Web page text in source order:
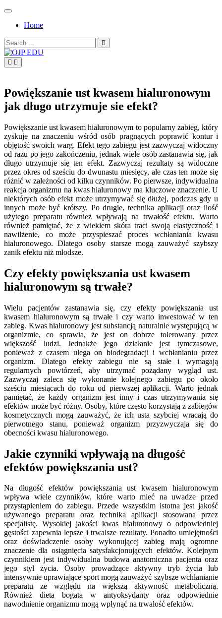
Skip
contentHome
Search
for:
Powiększanie ust kwasem hialuronowym
jak długo utrzymuje sie efekt?
Powiększanie ust kwasem hialuronowym to popularny zabieg, który
zyskuje na znaczeniu wśród osób pragnących poprawić kontur i
objętość swoich warg. Efekt tego zabiegu jest zazwyczaj widoczny
od razu po jego zakończeniu, jednak wiele osób zastanawia się, jak
długo utrzymuje się ten efekt. Zazwyczaj rezultaty są widoczne
przez okres od sześciu do dwunastu miesięcy, ale czas ten może się
różnić w zależności od kilku czynników. Po pierwsze, indywidualna
reakcja organizmu na kwas hialuronowy ma kluczowe znaczenie. U
niektórych osób efekt może utrzymywać się dłużej, podczas gdy u
innych może być krótszy. Po drugie, technika aplikacji oraz ilość
użytego preparatu również wpływają na trwałość efektu. Warto
również pamiętać, że z wiekiem skóra traci swoją elastyczność i
nawilżenie, co może przyspieszać proces wchłaniania kwasu
hialuronowego. Dlatego osoby starsze mogą zauważyć szybszy
zanik efektu niż młodsze.
Czy efekty powiększania ust kwasem
hialuronowym są trwałe?
Wielu pacjentów zastanawia się, czy efekty powiększania ust
kwasem hialuronowym są trwałe i czy warto inwestować w ten
zabieg. Kwas hialuronowy jest substancją naturalnie występującą w
organizmie, co sprawia, że jest on dobrze tolerowany przez
większość ludzi. Jednakże jego działanie jest tymczasowe,
ponieważ z czasem ulega on biodegradacji i wchłanianiu przez
organizm. Dlatego efekty zabiegu nie są stałe i wymagają
regularnych powtórzeń, aby utrzymać pożądany wygląd ust.
Zazwyczaj zaleca się wykonanie kolejnego zabiegu po około
sześciu miesiącach do roku od pierwszej aplikacji. Warto jednak
pamiętać, że każdy organizm jest inny i czas utrzymywania się
efektów może być różny. Osoby, które często korzystają z zabiegów
kosmetycznych mogą zauważyć, że ich usta szybciej wracają do
pierwotnego stanu, ponieważ organizm przyzwyczaja się do
obecności kwasu hialuronowego.
Jakie czynniki wpływają na długość
efektów powiększania ust?
Na długość efektów powiększania ust kwasem hialuronowym
wpływa wiele czynników, które warto mieć na uwadze przed
przystąpieniem do zabiegu. Przede wszystkim istotna jest jakość
używanego preparatu oraz technika aplikacji stosowana przez
specjalistę. Wysokiej jakości kwas hialuronowy o odpowiedniej
gęstości zapewnia lepsze i trwalsze rezultaty. Ponadto umiejętności
oraz doświadczenie osoby wykonującej zabieg mają ogromne
znaczenie dla osiągnięcia satysfakcjonujących efektów. Kolejnym
czynnikiem jest indywidualna budowa anatomiczna pacjenta oraz
jego styl życia. Osoby prowadzące aktywny tryb życia lub
intensywnie uprawiające sport mogą zauważyć szybsze wchłanianie
preparatu ze względu na większą aktywność metaboliczną.
Również dieta bogata w antyoksydanty oraz odpowiednie
nawodnienie organizmu mogą wpłynąć na trwałość efektów.